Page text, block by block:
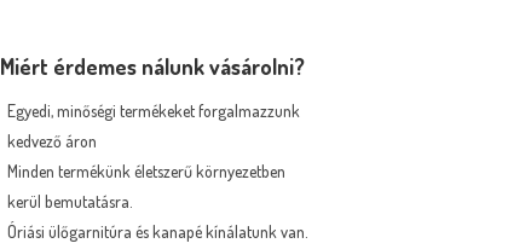
Miért érdemes nálunk vásárolni?
Egyedi, minőségi termékeket forgalmazzunk
kedvező áron
Minden termékünk életszerű környezetben
kerül bemutatásra.
Óriási ülőgarnitúra és kanapé kínálatunk van.